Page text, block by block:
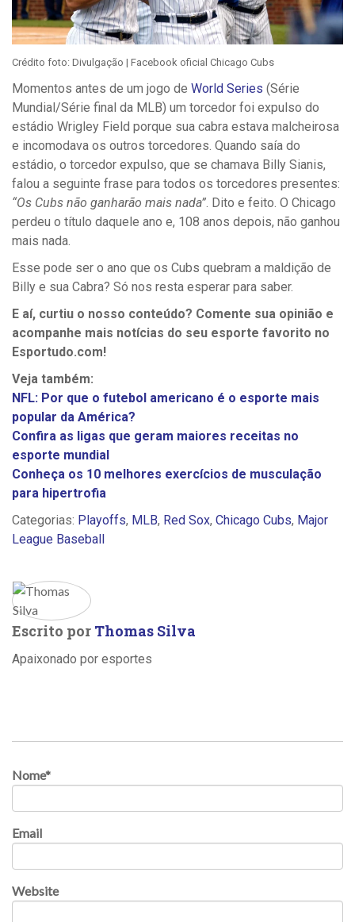
Crédito foto: Divulgação | Facebook oficial Chicago Cubs
Momentos antes de um jogo de World Series (Série
Mundial/Série final da MLB) um torcedor foi expulso do
estádio Wrigley Field porque sua cabra estava malcheirosa
e incomodava os outros torcedores. Quando saía do
estádio, o torcedor expulso, que se chamava Billy Sianis,
falou a seguinte frase para todos os torcedores presentes:
“Os Cubs não ganharão mais nada”. Dito e feito. O Chicago
perdeu o título daquele ano e, 108 anos depois, não ganhou
mais nada.
Esse pode ser o ano que os Cubs quebram a maldição de
Billy e sua Cabra? Só nos resta esperar para saber.
E aí, curtiu o nosso conteúdo? Comente sua opinião e
acompanhe mais notícias do seu esporte favorito no
Esportudo.com!
Veja também:
NFL: Por que o futebol americano é o esporte mais
popular da América?
Confira as ligas que geram maiores receitas no
esporte mundial
Conheça os 10 melhores exercícios de musculação
para hipertrofia
Categorias: Playoffs, MLB, Red Sox, Chicago Cubs, Major
League Baseball
Escrito por Thomas Silva
Apaixonado por esportes
Nome*
Email
Website